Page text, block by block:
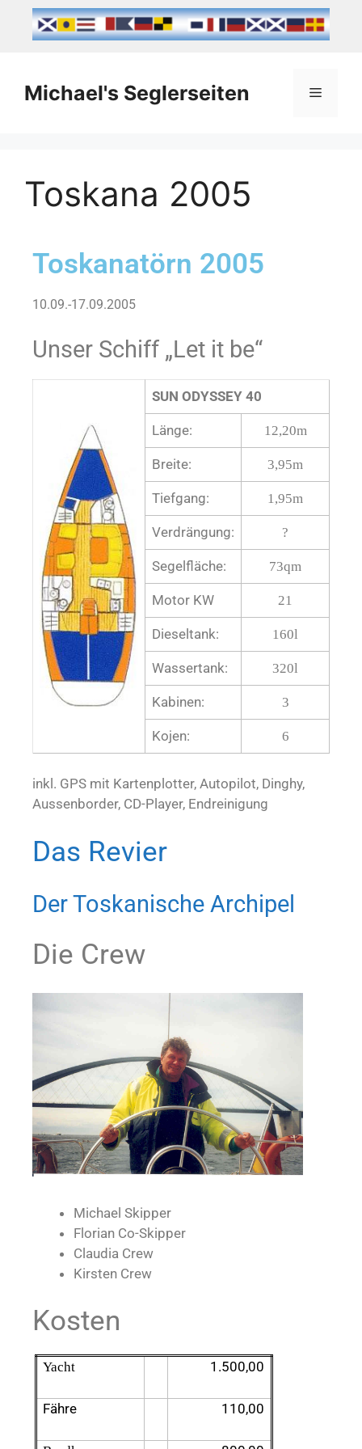
Michael's Seglerseiten
Toskana 2005
Toskanatörn 2005
10.09.-17.09.2005
Unser Schiff „Let it be“
SUN ODYSSEY 40
Länge: 12,20m
Breite: 3,95m
Tiefgang: 1,95m
Verdrängung: ?
Segelfläche: 73qm
Motor KW 21
Dieseltank: 160l
Wassertank: 320l
Kabinen: 3
Kojen: 6
inkl. GPS mit Kartenplotter, Autopilot, Dinghy,
Aussenborder, CD-Player, Endreinigung
Das Revier
Der Toskanische Archipel
Die Crew
Michael Skipper
Florian Co-Skipper
Claudia Crew
Kirsten Crew
Kosten
Yacht 1.500,00
Fähre 110,00